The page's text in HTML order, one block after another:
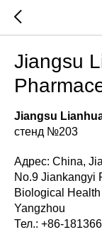
Jiangsu
Jiangsu
стенд №203
Адрес: China,
No.9 Jiankangyi
Biological
Yangzhou
Тел.: +86-